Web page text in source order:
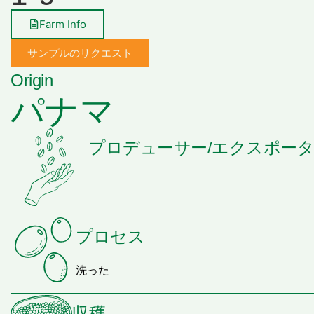
Farm Info
サンプルのリクエスト
Origin
パナマ
プロデューサー/エクスポー
プロセス
洗った